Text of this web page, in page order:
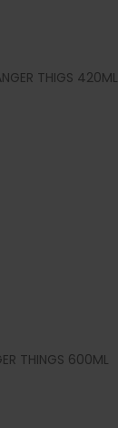
THIGS 420ML
THINGS 600ML